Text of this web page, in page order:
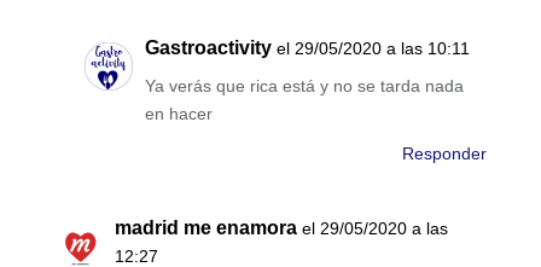
Gastroactivity el 29/05/2020 a las 10:11
Ya verás que rica está y no se tarda nada
en hacer
Responder
madrid me enamora el 29/05/2020 a las
12:27